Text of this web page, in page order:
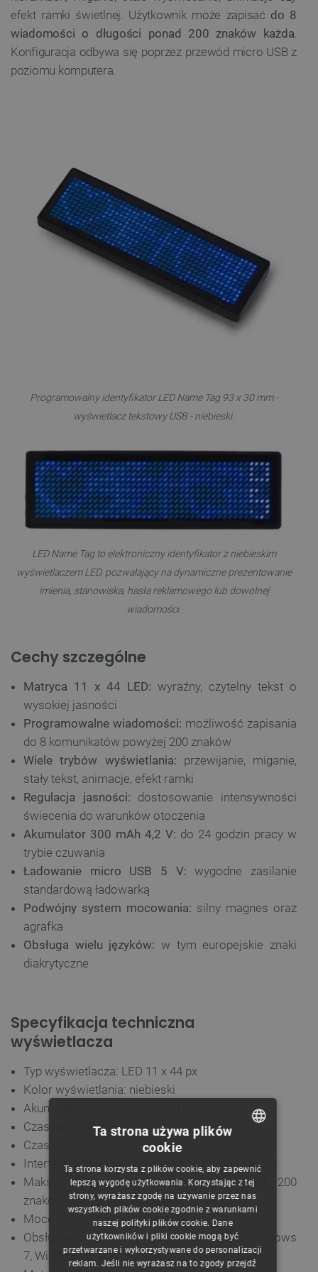
efekt ramki świetlnej. Użytkownik może zapisać do 8
wiadomości o długości ponad 200 znaków każda.
Konfiguracja odbywa się poprzez przewód micro USB z
poziomu komputera.
Programowalny identyfikator LED Name Tag 93 x 30 mm -
wyświetlacz tekstowy USB - niebieski.
LED Name Tag to elektroniczny identyfikator z niebieskim
wyświetlaczem LED, pozwalający na dynamiczne prezentowanie
imienia, stanowiska, hasła reklamowego lub dowolnej
wiadomości.
Cechy szczególne
Matryca 11 x 44 LED: wyraźny, czytelny tekst o
wysokiej jasności
Programowalne wiadomości: możliwość zapisania
do 8 komunikatów powyżej 200 znaków
Wiele trybów wyświetlania: przewijanie, miganie,
stały tekst, animacje, efekt ramki
Regulacja jasności: dostosowanie intensywności
świecenia do warunków otoczenia
Akumulator 300 mAh 4,2 V: do 24 godzin pracy w
trybie czuwania
Ładowanie micro USB 5 V: wygodne zasilanie
standardową ładowarką
Podwójny system mocowania: silny magnes oraz
agrafka
Obsługa wielu języków: w tym europejskie znaki
diakrytyczne
Specyfikacja techniczna
wyświetlacza
Typ wyświetlacza: LED 11 x 44 px
Kolor wyświetlania: niebieski
Akumulator: litowy 300 mAh 4,2 V
Czas ładowania: około 4 h
Czas pracy w trybie czuwania: od 12 do 24 h
Interfejs ładowania i komunikacji: micro USB 5 V
Maksymalna długość komunikatu: ponad 200
znaków (w trybie przewijania)
Mocowanie: magnes + agrafka
Obsługiwane systemy: Windows XP, Vista, Windows
7, Windows 8, Windows 10
CZECH
ENGLISH
GERMAN
Ta strona używa plików
cookie
Ta strona korzysta z plików cookie, aby zapewnić
lepszą wygodę użytkowania. Korzystając z tej
strony, wyrażasz zgodę na używanie przez nas
wszystkich plików cookie zgodnie z warunkami
naszej polityki plików cookie. Dane
użytkowników i pliki cookie mogą być
przetwarzane i wykorzystywane do personalizacji
reklam. Jeśli nie wyrażasz na to zgody przejdź